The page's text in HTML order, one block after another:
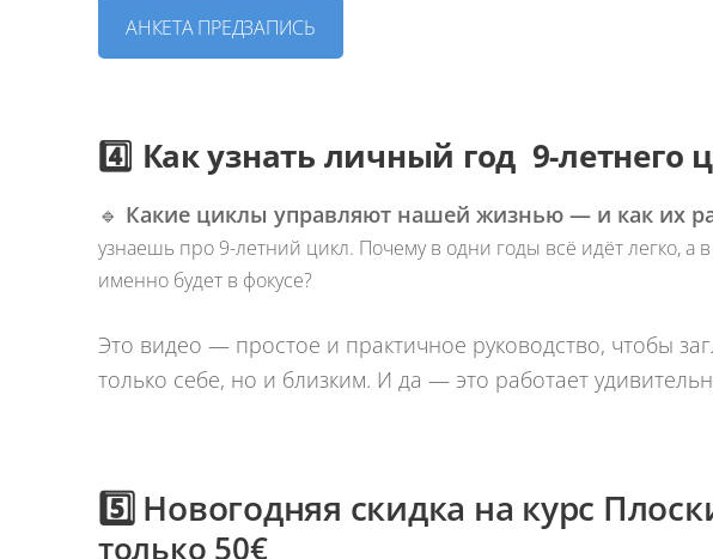
АНКЕТА ПРЕДЗАПИСЬ
4️⃣ Как узнать личный год 9-летнего
🔹 Какие циклы управляют нашей жизнью — и как их
узнаешь про 9-летний цикл. Почему в одни годы всё идёт легко, а
именно будет в фокусе?
Это видео — простое и практичное руководство, чтобы
только себе, но и близким. И да — это работает
5️⃣ Новогодняя скидка на курс
только 50€